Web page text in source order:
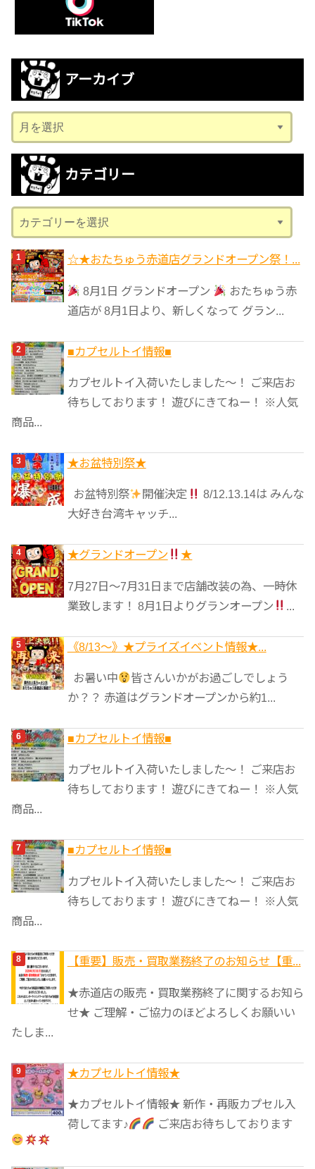
アーカイブ
ー
カ
ブ
カテゴリー
テ
ゴ
リ
ー
☆★おたちゅう赤道店グランドオープン祭！...
8月1日 グランドオープン
おたちゅう赤
道店が 8月1日より、新しくなって グラン...
■カプセルトイ情報■
カプセルトイ入荷いたしました〜！ ご来店お
待ちしております！ 遊びにきてねー！ ※人気
商品...
★️お盆特別祭★️
お盆特別祭 開催決定
8/12.13.14は みんな
大好き台湾キャッチ...
★グランドオープン ★
7月27日〜7月31日まで店舗改装の為、一時休
業致します！ 8月1日よりグランオープン
...
《8/13～》★️プライズイベント情報★...
お暑い中
皆さんいかがお過ごしでしょう
か？？ 赤道はグランドオープンから約1...
■カプセルトイ情報■
カプセルトイ入荷いたしました〜！ ご来店お
待ちしております！ 遊びにきてねー！ ※人気
商品...
■カプセルトイ情報■
カプセルトイ入荷いたしました〜！ ご来店お
待ちしております！ 遊びにきてねー！ ※人気
商品...
【重要】販売・買取業務終了のお知らせ【重...
★赤道店の販売・買取業務終了に関するお知ら
せ★ ご理解・ご協力のほどよろしくお願いい
たしま...
★カプセルトイ情報★
★カプセルトイ情報★ 新作・再販カプセル入
荷してます♪
ご来店お待ちしております